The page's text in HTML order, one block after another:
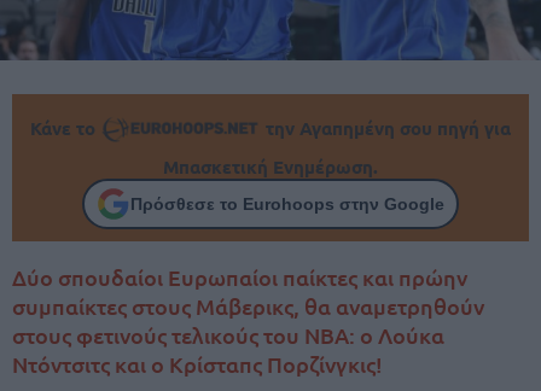
Κάνε το
την Αγαπημένη σου πηγή για
Μπασκετική Ενημέρωση.
Πρόσθεσε το Eurohoops στην Google
Δύο σπουδαίοι Ευρωπαίοι παίκτες και πρώην
συμπαίκτες στους Μάβερικς, θα αναμετρηθούν
στους φετινούς τελικούς του ΝΒΑ: ο Λούκα
Ντόντσιτς και ο Κρίσταπς Πορζίνγκις!